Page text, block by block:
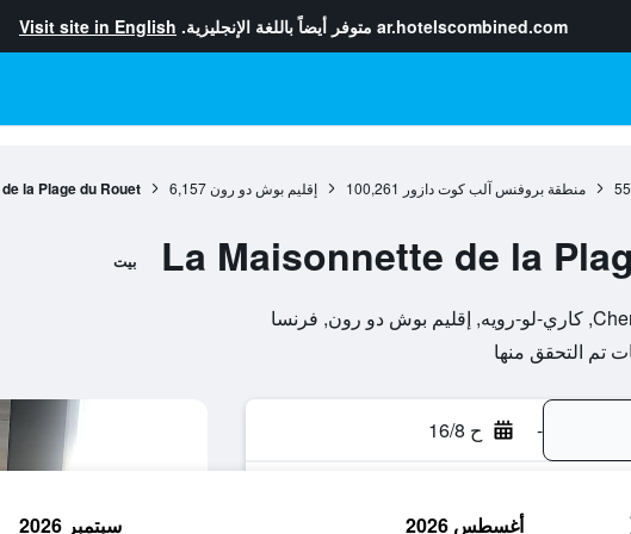
ar.hotelscombined.com متوفر أيضاً باللغة الإنجليزية. Visit site in English
منطقة بروفنس آلب كوت دازور 100,261 إقليم بوش دو رون 6,157
la Plage du Rouet
La Maisonnette de la بيت
- ح 16/8
أغسطس 2026 سبتمبر 2026